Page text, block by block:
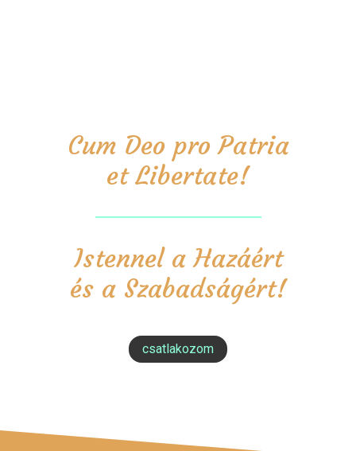
Cum Deo pro Patria
et Libertate!
Istennel a Hazáért
és a Szabadságért!
csatlakozom